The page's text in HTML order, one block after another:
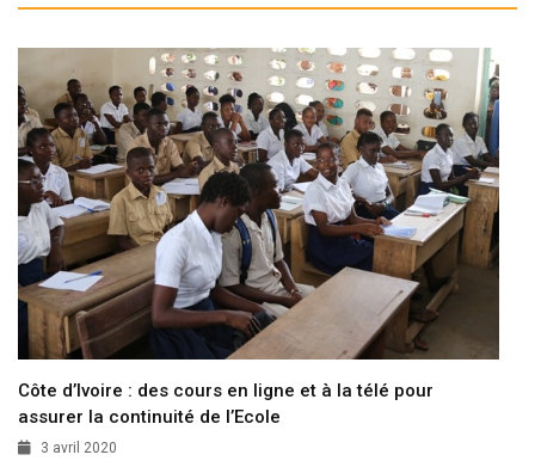
Côte d’Ivoire : des cours en ligne et à la télé pour
assurer la continuité de l’Ecole
3 avril 2020